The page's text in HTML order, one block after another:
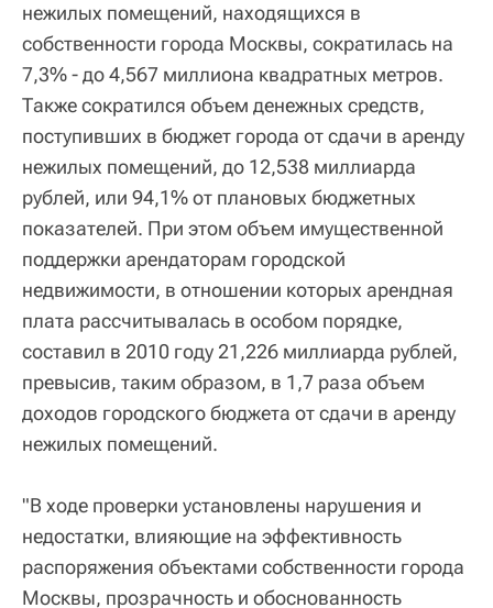
нежилых помещений, находящихся в
собственности города Москвы, сократилась на
7,3% - до 4,567 миллиона квадратных метров.
Также сократился объем денежных средств,
поступивших в бюджет города от сдачи в аренду
нежилых помещений, до 12,538 миллиарда
рублей, или 94,1% от плановых бюджетных
показателей. При этом объем имущественной
поддержки арендаторам городской
недвижимости, в отношении которых арендная
плата рассчитывалась в особом порядке,
составил в 2010 году 21,226 миллиарда рублей,
превысив, таким образом, в 1,7 раза объем
доходов городского бюджета от сдачи в аренду
нежилых помещений.
"В ходе проверки установлены нарушения и
недостатки, влияющие на эффективность
распоряжения объектами собственности города
Москвы, прозрачность и обоснованность